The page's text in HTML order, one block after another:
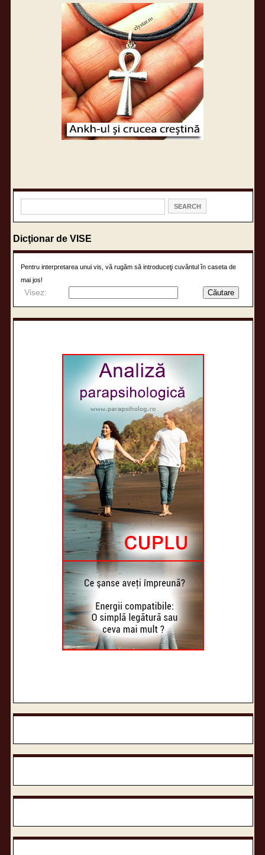
Dicţionar de VISE
Pentru interpretarea unui vis, vă rugăm să introduceţi cuvântul în caseta de
mai jos!
Visez: